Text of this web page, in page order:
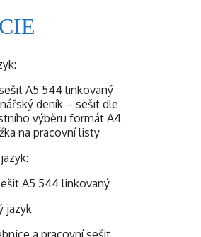
A5 544 linkovaný
deník – sešit dle
výběru formát A4
na pracovní listy
A5 544 linkovaný
jazyk
a pracovní sešit